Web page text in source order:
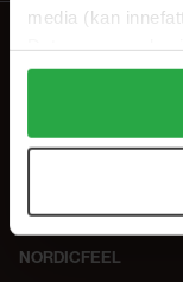
media (kan
Genom att trycka
alla cookies,
användningen av
samt vår
NORDICFEEL